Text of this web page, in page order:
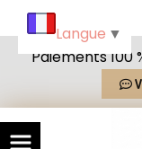
Paiements
Langue ▼